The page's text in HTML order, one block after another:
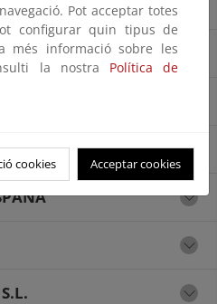
S.A.
Pot acceptar totes
configurar quin tipus de
més informació sobre les
la nostra Política de
cookies Acceptar cookies